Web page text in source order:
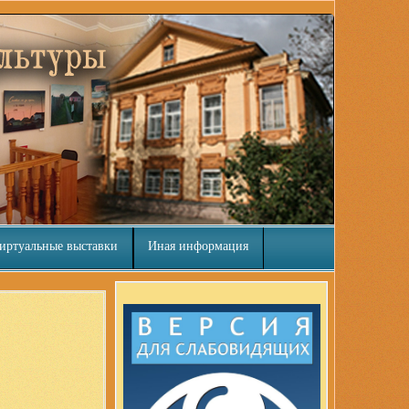
выставки Иная информация